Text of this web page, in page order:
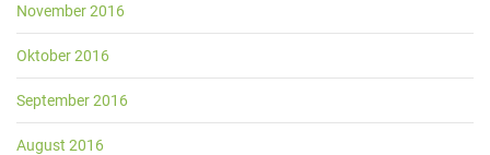
November 2016
Oktober 2016
September 2016
August 2016